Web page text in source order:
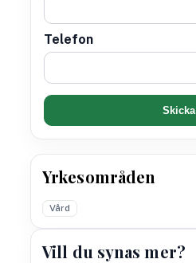
Telefon
Skicka
Yrkesområden
Vård
Vill du synas mer?